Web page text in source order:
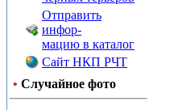
Отправить
инфор-
мацию в каталог
Сайт НКП РЧТ
• Случайное фото